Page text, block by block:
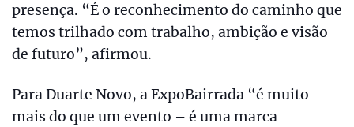
presença. “É o reconhecimento do caminho que
temos trilhado com trabalho, ambição e visão
de futuro”, afirmou.
Para Duarte Novo, a ExpoBairrada “é muito
mais do que um evento – é uma marca